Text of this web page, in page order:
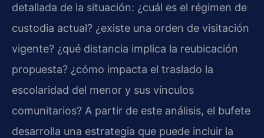
detallada de la situación: ¿cuál es el régimen de
custodia actual? ¿existe una orden de visitación
vigente? ¿qué distancia implica la reubicación
propuesta? ¿cómo impacta el traslado la
escolaridad del menor y sus vínculos
comunitarios? A partir de este análisis, el bufete
desarrolla una estrategia que puede incluir la